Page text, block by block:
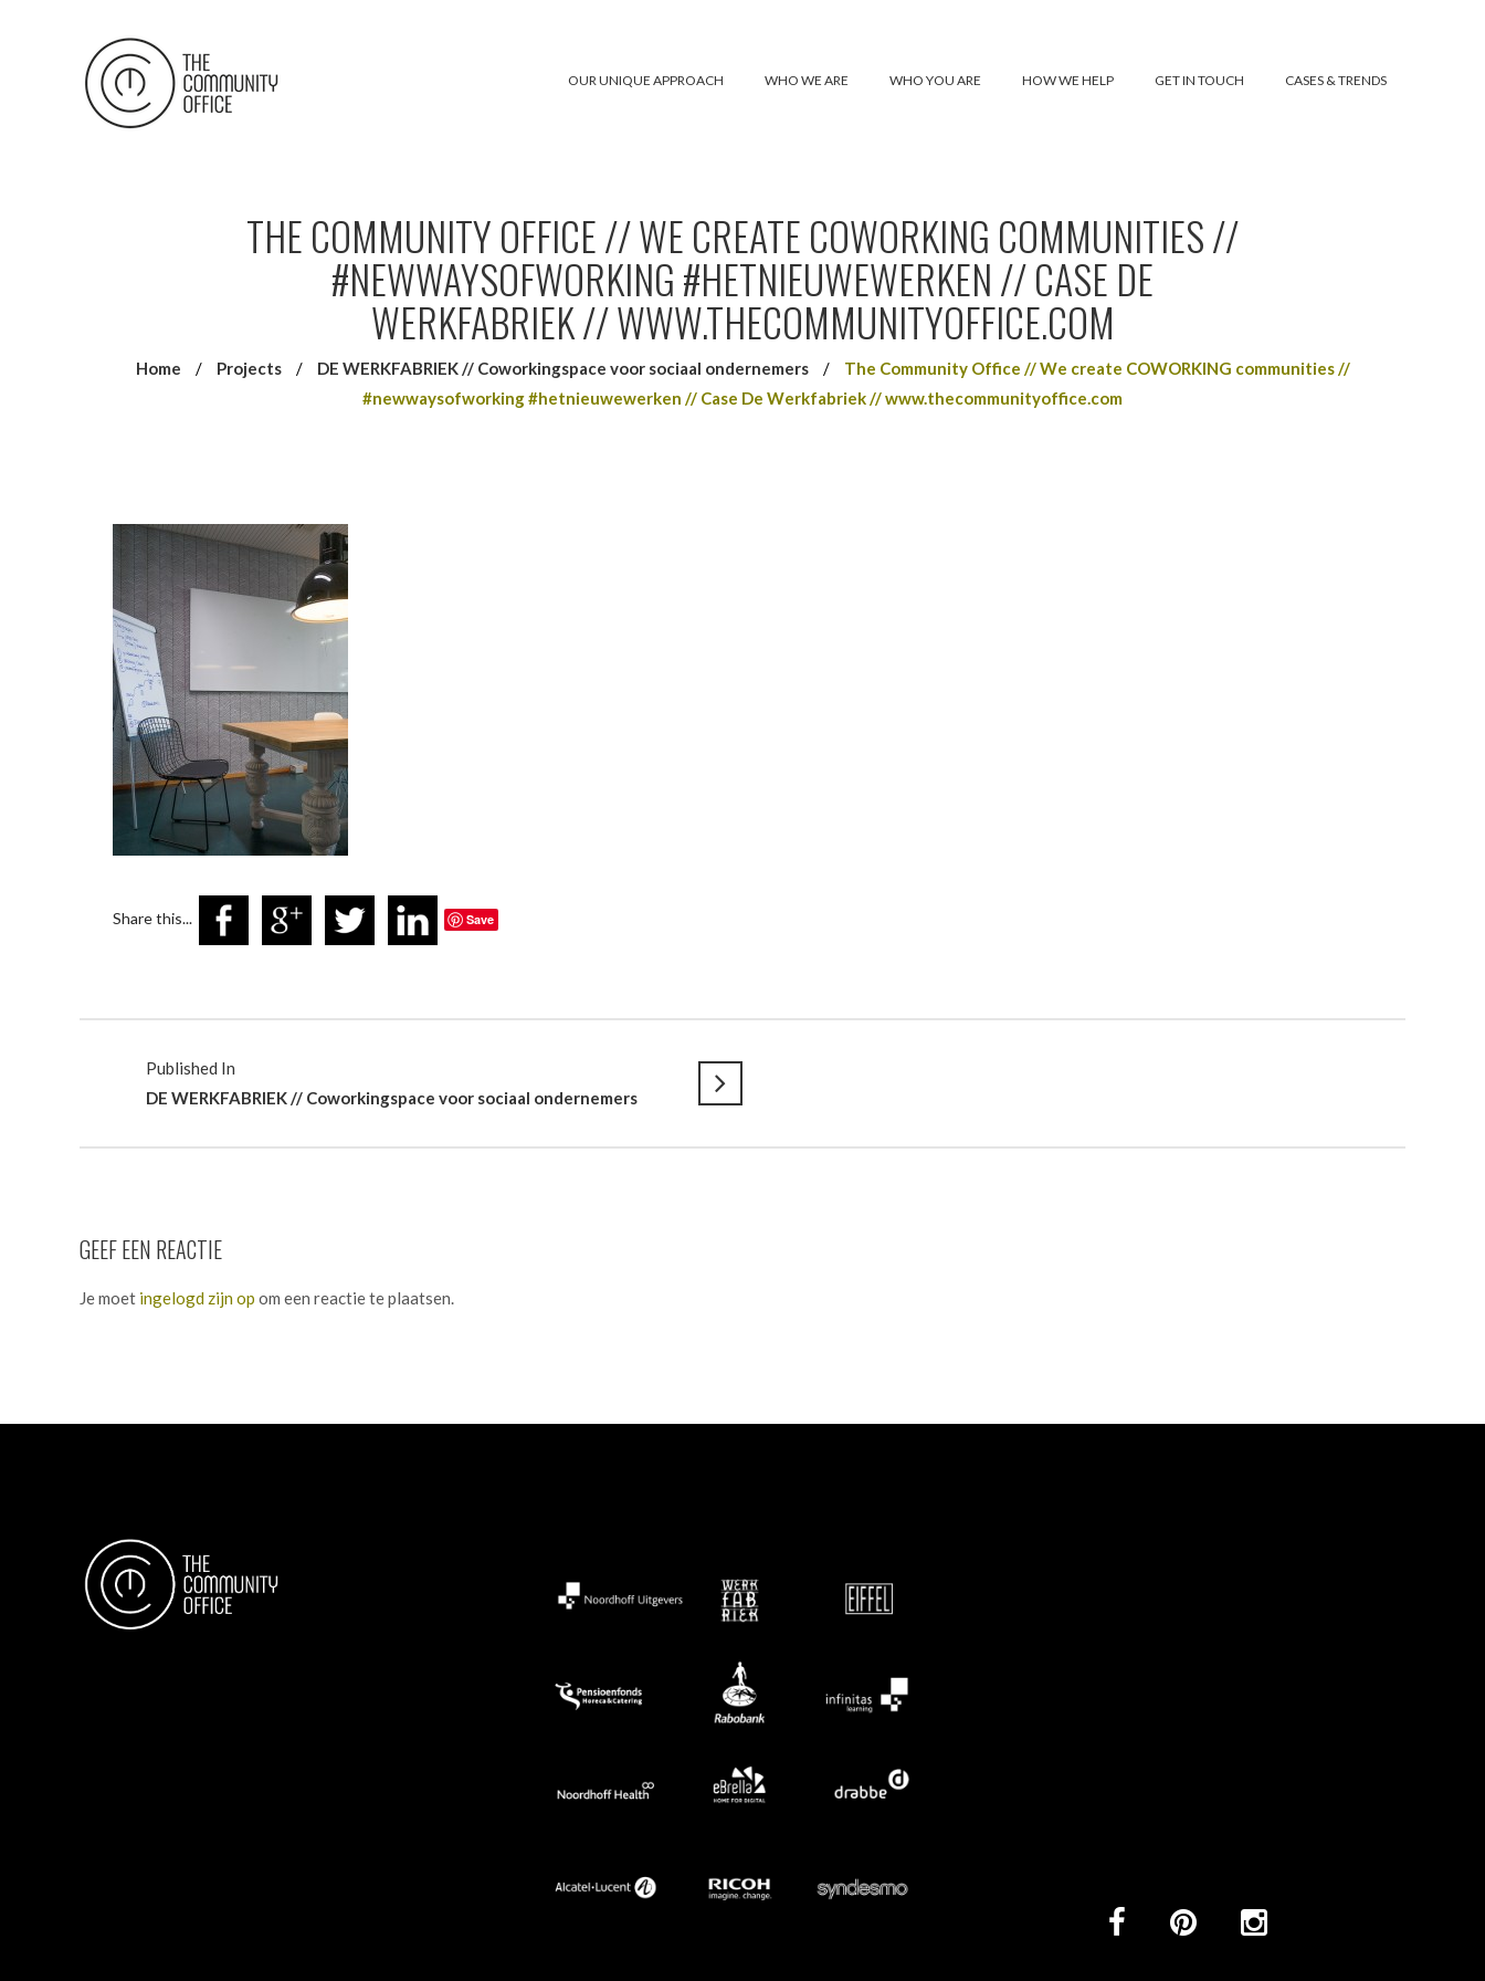
OUR UNIQUE APPROACH WHO WE ARE WHO YOU ARE HOW WE HELP GET IN TOUCH CASES & TRENDS
THE COMMUNITY OFFICE // WE CREATE COWORKING COMMUNITIES //
#NEWWAYSOFWORKING #HETNIEUWEWERKEN // CASE DE
WERKFABRIEK // WWW.THECOMMUNITYOFFICE.COM
Home / Projects / DE WERKFABRIEK // Coworkingspace voor sociaal ondernemers /
The Community Office // We create COWORKING communities //
#newwaysofworking #hetnieuwewerken // Case De Werkfabriek // www.thecommunityoffice.com
Share this... Save
Published In
DE WERKFABRIEK // Coworkingspace voor sociaal ondernemers
GEEF EEN REACTIE
Je moet ingelogd zijn op om een reactie te plaatsen.